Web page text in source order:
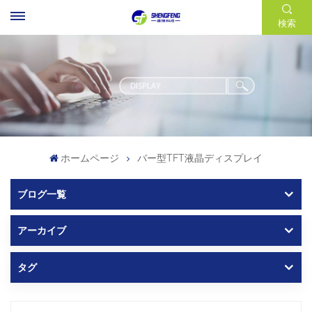
検索
ホームページ バー型TFT液晶ディスプレイ
ブログ一覧
アーカイブ
タグ